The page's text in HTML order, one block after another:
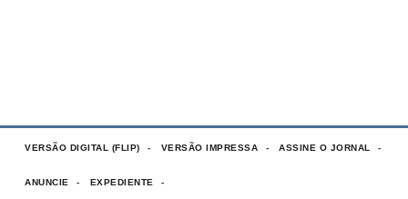
VERSÃO DIGITAL (FLIP) VERSÃO IMPRESSA ASSINE O JORNAL
ANUNCIE EXPEDIENTE